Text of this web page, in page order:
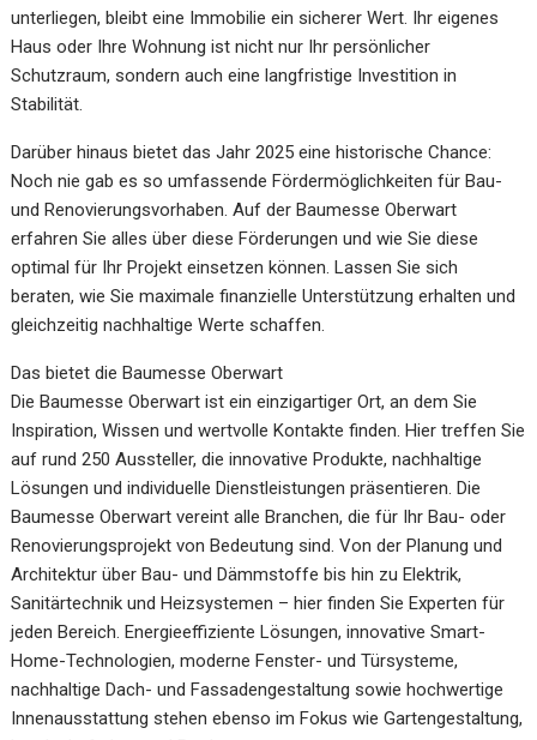
unterliegen, bleibt eine Immobilie ein sicherer Wert. Ihr eigenes
Haus oder Ihre Wohnung ist nicht nur Ihr persönlicher
Schutzraum, sondern auch eine langfristige Investition in
Stabilität.
Darüber hinaus bietet das Jahr 2025 eine historische Chance:
Noch nie gab es so umfassende Fördermöglichkeiten für Bau-
und Renovierungsvorhaben. Auf der Baumesse Oberwart
erfahren Sie alles über diese Förderungen und wie Sie diese
optimal für Ihr Projekt einsetzen können. Lassen Sie sich
beraten, wie Sie maximale finanzielle Unterstützung erhalten und
gleichzeitig nachhaltige Werte schaffen.
Das bietet die Baumesse Oberwart
Die Baumesse Oberwart ist ein einzigartiger Ort, an dem Sie
Inspiration, Wissen und wertvolle Kontakte finden. Hier treffen Sie
auf rund 250 Aussteller, die innovative Produkte, nachhaltige
Lösungen und individuelle Dienstleistungen präsentieren. Die
Baumesse Oberwart vereint alle Branchen, die für Ihr Bau- oder
Renovierungsprojekt von Bedeutung sind. Von der Planung und
Architektur über Bau- und Dämmstoffe bis hin zu Elektrik,
Sanitärtechnik und Heizsystemen – hier finden Sie Experten für
jeden Bereich. Energieeffiziente Lösungen, innovative Smart-
Home-Technologien, moderne Fenster- und Türsysteme,
nachhaltige Dach- und Fassadengestaltung sowie hochwertige
Innenausstattung stehen ebenso im Fokus wie Gartengestaltung,